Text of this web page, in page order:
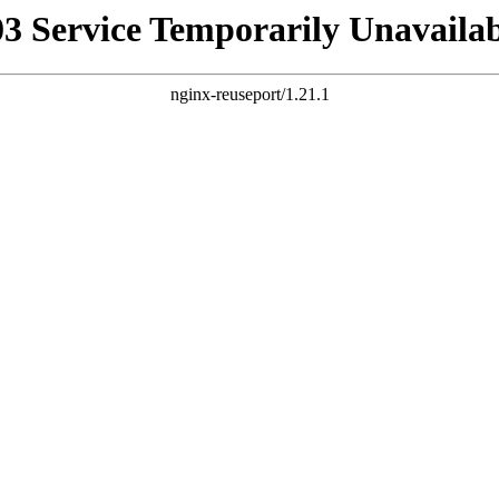
Service Temporarily
nginx-reuseport/1.21.1